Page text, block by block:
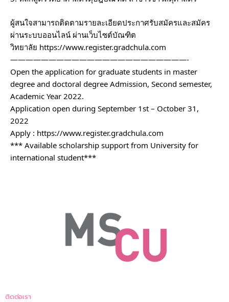
ผู้สนใจสามารถติดตามรายละเอียดประกาศรับสมัครและสมัคร
ผ่านระบบออนไลน์ ผ่านเว็บไซต์บัณฑิต
วิทยาลัย https://www.register.gradchula.com
———————————————————————-
Open the application for graduate students in master
degree and doctoral degree Admission, Second semester,
Academic Year 2022.
Application open during September 1st – October 31,
2022
Apply : https://www.register.gradchula.com
*** Available scholarship support from University for
international student***
ติดต่อเรา